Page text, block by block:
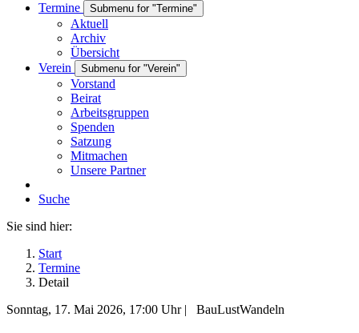
Termine
Submenu for "Termine"
Aktuell
Archiv
Übersicht
Verein
Submenu for "Verein"
Vorstand
Beirat
Arbeitsgruppen
Spenden
Satzung
Mitmachen
Unsere Partner
Suche
Sie sind hier:
Start
Termine
Detail
Sonntag, 17. Mai 2026, 17:00 Uhr | BauLustWandeln